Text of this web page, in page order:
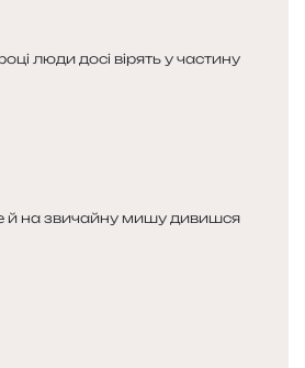
люди досі вірять у частину
й на звичайну мишу дивишся